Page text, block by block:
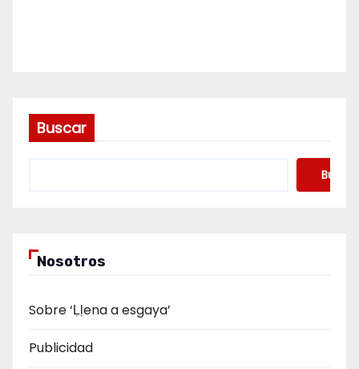
Buscar
Buscar
Nosotros
Sobre ‘Ḷḷena a esgaya’
Publicidad